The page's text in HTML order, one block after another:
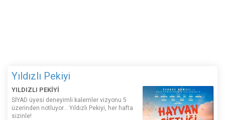
Yıldızlı Pekiyi
YILDIZLI PEKİYİ
SİYAD üyesi deneyimli kalemler vizyonu 5
üzerinden notluyor... Yıldızlı Pekiyi, her hafta
sizinle!